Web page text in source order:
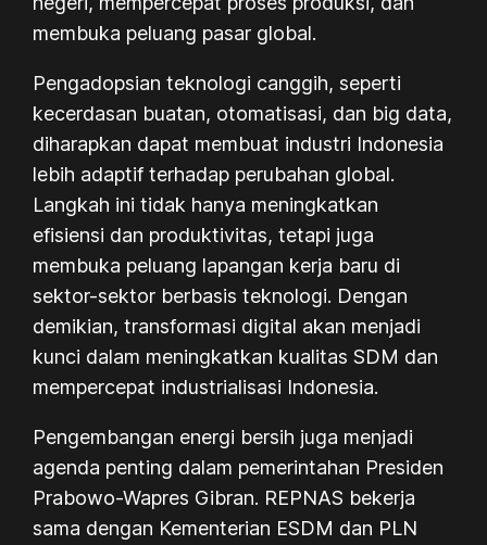
membuka peluang pasar global.
Pengadopsian teknologi canggih, seperti
kecerdasan buatan, otomatisasi, dan big data,
diharapkan dapat membuat industri Indonesia
lebih adaptif terhadap perubahan global.
Langkah ini tidak hanya meningkatkan
efisiensi dan produktivitas, tetapi juga
membuka peluang lapangan kerja baru di
sektor-sektor berbasis teknologi. Dengan
demikian, transformasi digital akan menjadi
kunci dalam meningkatkan kualitas SDM dan
mempercepat industrialisasi Indonesia.
Pengembangan energi bersih juga menjadi
agenda penting dalam pemerintahan Presiden
Prabowo-Wapres Gibran. REPNAS bekerja
sama dengan Kementerian ESDM dan PLN